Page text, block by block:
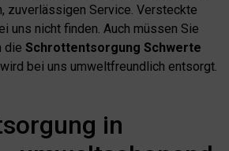
zuverlässigen Service. Versteckte
uns nicht finden. Auch müssen Sie
die Schrottentsorgung Schwerte
bei uns umweltfreundlich entsorgt.
in